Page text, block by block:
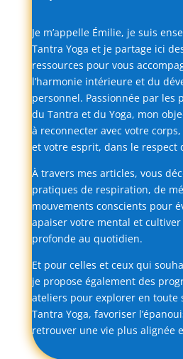
Je m’appelle Émilie, je suis
Tantra Yoga et je partage ici
ressources pour vous
l’harmonie intérieure et du
personnel. Passionnée par les
du Tantra et du Yoga, mon
à reconnecter avec votre corps,
et votre esprit, dans le respect
À travers mes articles, vous
pratiques de respiration, de
mouvements conscients pour
apaiser votre mental et cultiver
profonde au quotidien.
Et pour celles et ceux qui
je propose également des
ateliers pour explorer en toute
Tantra Yoga, favoriser
retrouver une vie plus alignée